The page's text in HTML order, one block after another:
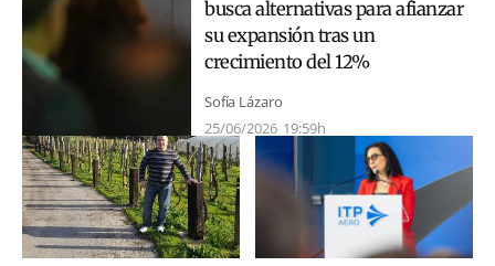
busca alternativas para afianzar
su expansión tras un
crecimiento del 12%
Sofía Lázaro
25/06/2026 19:59h